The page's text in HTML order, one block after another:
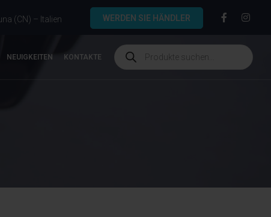
(CN) – Italien WERDEN SIE HÄNDLER
NEUIGKEITEN KONTAKTE